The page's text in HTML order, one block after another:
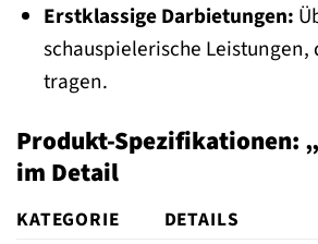
Erstklassige Darbietungen:
schauspielerische Leistungen,
tragen.
Produkt-Spezifikationen:
im Detail
KATEGORIE
DETAILS